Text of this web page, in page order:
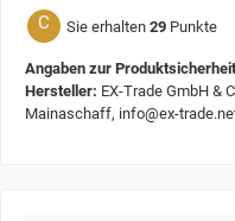
C Sie erhalten 29 Punkte
Angaben zur
Hersteller: EX-Trade GmbH &
Mainaschaff, info@ex-